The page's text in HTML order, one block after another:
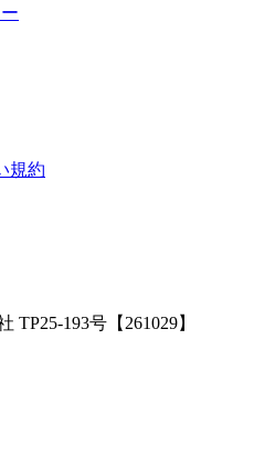
規約
193号【261029】